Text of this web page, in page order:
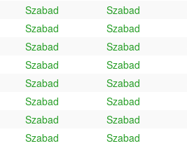
Szabad Szabad
Szabad Szabad
Szabad Szabad
Szabad Szabad
Szabad Szabad
Szabad Szabad
Szabad Szabad
Szabad Szabad